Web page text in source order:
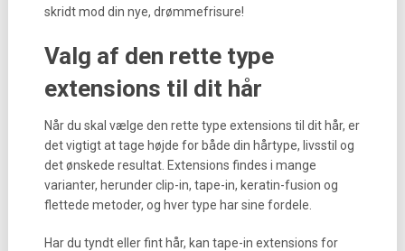
skridt mod din nye, drømmefrisure!
Valg af den rette type
extensions til dit hår
Når du skal vælge den rette type extensions til dit hår, er
det vigtigt at tage højde for både din hårtype, livsstil og
det ønskede resultat. Extensions findes i mange
varianter, herunder clip-in, tape-in, keratin-fusion og
flettede metoder, og hver type har sine fordele.
Har du tyndt eller fint hår, kan tape-in extensions for